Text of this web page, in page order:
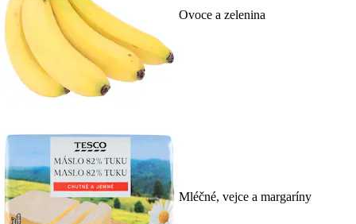
Ovoce a zelenina
Mléčné, vejce a margaríny